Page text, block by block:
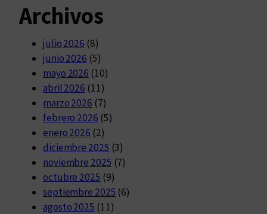
Archivos
julio 2026 (8)
junio 2026 (5)
mayo 2026 (10)
abril 2026 (11)
marzo 2026 (7)
febrero 2026 (5)
enero 2026 (2)
diciembre 2025 (3)
noviembre 2025 (7)
octubre 2025 (9)
septiembre 2025 (6)
agosto 2025 (11)